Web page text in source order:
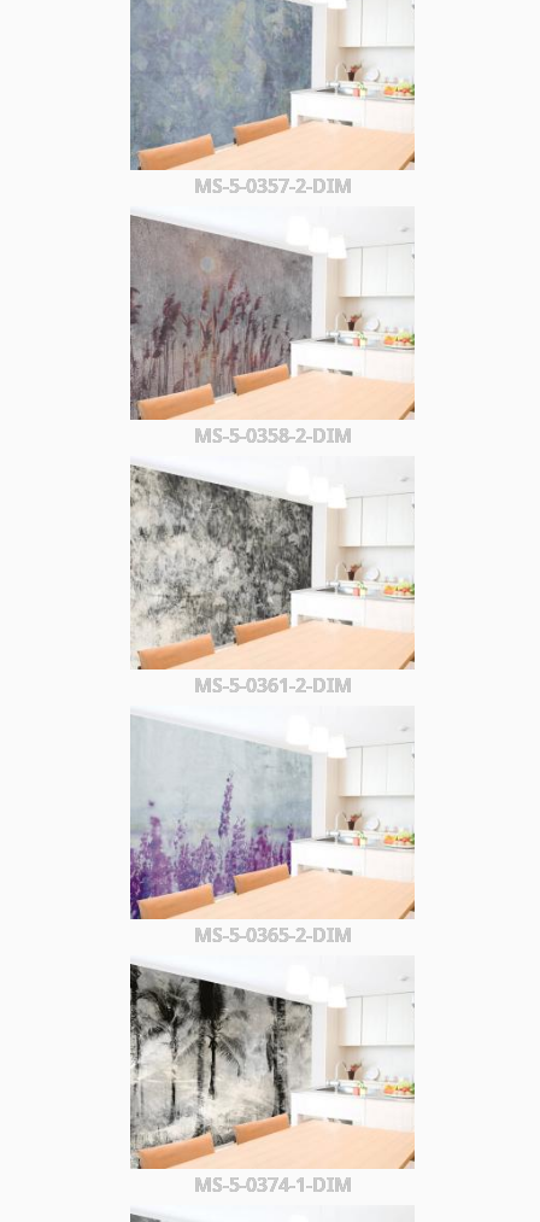
MS-5-0357-2-DIM
MS-5-0358-2-DIM
MS-5-0361-2-DIM
MS-5-0365-2-DIM
MS-5-0374-1-DIM